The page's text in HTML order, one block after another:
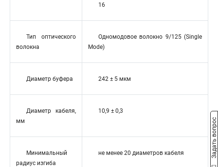
16
Тип оптического
волокна
Одномодовое волокно 9/125 (Single
Mode)
Диаметр буфера 242 ± 5 мкм
Диаметр кабеля,
мм
10,9 ± 0,3
Минимальный
радиус изгиба
не менее 20 диаметров кабеля Задать вопрос